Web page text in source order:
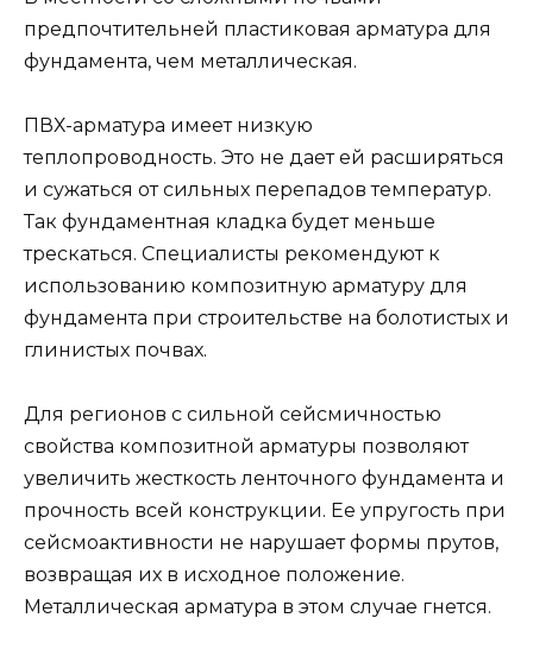
предпочтительней пластиковая арматура для
фундамента, чем металлическая.
ПВХ-арматура имеет низкую
теплопроводность. Это не дает ей расширяться
и сужаться от сильных перепадов температур.
Так фундаментная кладка будет меньше
трескаться. Специалисты рекомендуют к
использованию композитную арматуру для
фундамента при строительстве на болотистых и
глинистых почвах.
Для регионов с сильной сейсмичностью
свойства композитной арматуры позволяют
увеличить жесткость ленточного фундамента и
прочность всей конструкции. Ее упругость при
сейсмоактивности не нарушает формы прутов,
возвращая их в исходное положение.
Металлическая арматура в этом случае гнется.